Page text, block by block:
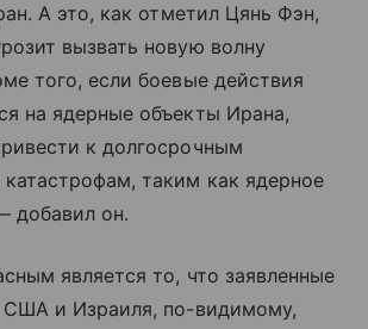
А это, как отметил Цянь Фэн,
вызвать новую волну
того, если боевые действия
на ядерные объекты Ирана,
к долгосрочным
таким как ядерное
добавил он.
является то, что заявленные
США и Израиля, по-видимому,